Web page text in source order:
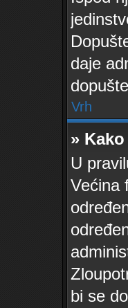
daje
Vrh
»
U
Većina
bi se